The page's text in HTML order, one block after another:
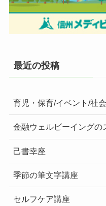
最近の投稿
育児・保育/イベント/社
金融ウェルビーイングの
己書幸座
季節の筆文字講座
セルフケア講座